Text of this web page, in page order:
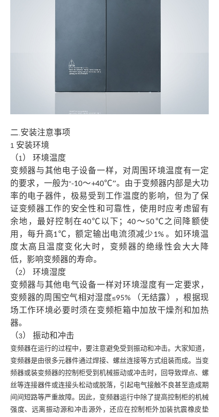
二 安装注意事项
1 安装环境
（1 ） 环境温度
变频器与其他电子设备一样，对周围环境温度有一定
的要求，一般为“-10～+40℃”。由于变频器内部是大功
率的电子器件，极易受到工作温度的影响，但为了保
证变频器工作的安全性和可靠性，使用时应考虑留有
余地，最好控制在40℃以下；40～50℃之间降额使
用，每升高1℃，额定输出电流须减少1%。如环境温
度太高且温度变化大时，变频器的绝缘性会大大降
低，影响变频器的寿命。
（2） 环境湿度
变频器与其他电气设备一样对环境湿度有一定要求，
变频器的周围空气相对湿度≤95%
（无结露），根据现
场工作环境必要时须在变频柜箱中加放干燥剂和加热
器。
（3） 振动和冲击
变频器在运行的过程中，要注意避免受到振动和冲击。大家知道，
变频器是由很多元器件通过焊接、螺丝连接等方式组装而成。当变
频器或装变频器的控制柜受到机械振动或冲击时，回导致焊点、螺
丝等连接器件或连接头松动或脱落，引起电气接触不良甚至造成期
间间短路等严重故障。因此，变频器运行中除了提高控制柜的机械
强度、远离振动源和冲击源外，还应在控制柜外加装抗震橡皮垫